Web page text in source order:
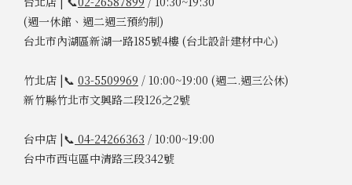
(週一休館、週二週三預約制)
台北市內湖區新湖一路185號4樓 (台北設計建材中心)
竹北店 |📞 03-5509969 / 10:00~19:00 (週二.週三公休)
新竹縣竹北市文興路二段126之2號
台中店 |📞 04-24266363 / 10:00~19:00
台中市西屯區中清路三段342號